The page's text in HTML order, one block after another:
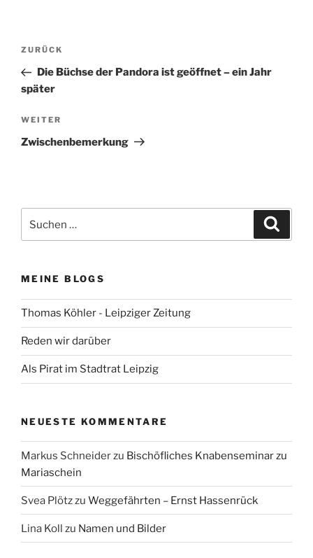
Beitragsnavigation
Vorheriger
Beitrag
ZURÜCK
Die Büchse der Pandora ist geöffnet – ein Jahr
später
Nächster
Beitrag
WEITER
Zwischenbemerkung
nach:
MEINE BLOGS
Thomas Köhler - Leipziger Zeitung
Reden wir darüber
Als Pirat im Stadtrat Leipzig
NEUESTE KOMMENTARE
Markus Schneiderzu Bischöfliches Knabenseminar zu
Mariaschein
Svea Plötzzu Weggefährten – Ernst Hassenrück
Lina Koll zu Namen und Bilder